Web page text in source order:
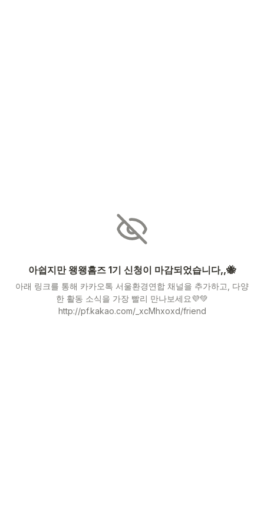
아쉽지만 왱왱홈즈 1기 신청이 마감되었습니다,,🐝
아래 링크를 통해 카카오톡 서울환경연합 채널을 추가하고, 다양
한 활동 소식을 가장 빨리 만나보세요💜💚
http://pf.kakao.com/_xcMhxoxd/friend